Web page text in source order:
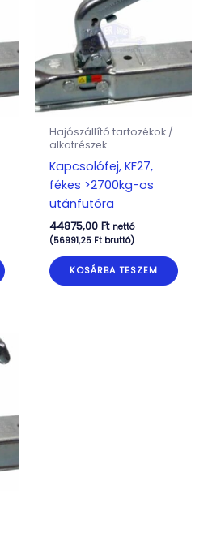
Hajószállító tartozékok /
alkatrészek
Kapcsolófej, KF27,
fékes >2700kg-os
utánfutóra
44875,00 Ft nettó
(56991,25 Ftbruttó)
KOSÁRBA TESZEM